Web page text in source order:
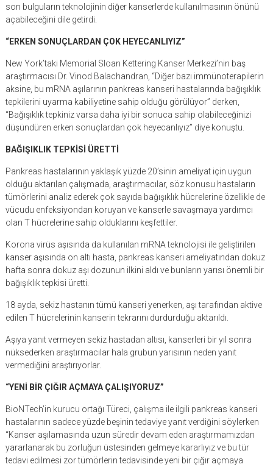
son bulguların teknolojinin diğer kanserlerde kullanılmasının önünü
açabileceğini dile getirdi.
“ERKEN SONUÇLARDAN ÇOK HEYECANLIYIZ”
New York’taki Memorial Sloan Kettering Kanser Merkezi’nin baş
araştırmacısı Dr. Vinod Balachandran, “Diğer bazı immünoterapilerin
aksine, bu mRNA aşılarının pankreas kanseri hastalarında bağışıklık
tepkilerini uyarma kabiliyetine sahip olduğu görülüyor” derken,
“Bağışıklık tepkiniz varsa daha iyi bir sonuca sahip olabileceğinizi
düşündüren erken sonuçlardan çok heyecanlıyız” diye konuştu.
BAĞIŞIKLIK TEPKİSİ ÜRETTİ
Pankreas hastalarının yaklaşık yüzde 20’sinin ameliyat için uygun
olduğu aktarılan çalışmada, araştırmacılar, söz konusu hastaların
tümörlerini analiz ederek çok sayıda bağışıklık hücrelerine özellikle de
vücudu enfeksiyondan koruyan ve kanserle savaşmaya yardımcı
olan T hücrelerine sahip olduklarını keşfettiler.
Korona virüs aşısında da kullanılan mRNA teknolojisi ile geliştirilen
kanser aşısında on altı hasta, pankreas kanseri ameliyatından dokuz
hafta sonra dokuz aşı dozunun ilkini aldı ve bunların yarısı önemli bir
bağışıklık tepkisi üretti.
18 ayda, sekiz hastanın tümü kanseri yenerken, aşı tarafından aktive
edilen T hücrelerinin kanserin tekrarını durdurduğu aktarıldı.
Aşıya yanıt vermeyen sekiz hastadan altısı, kanserleri bir yıl sonra
nüksederken araştırmacılar hala grubun yarısının neden yanıt
vermediğini araştırıyorlar.
“YENİ BİR ÇIĞIR AÇMAYA ÇALIŞIYORUZ”
BioNTech’in kurucu ortağı Türeci, çalışma ile ilgili pankreas kanseri
hastalarının sadece yüzde beşinin tedaviye yanıt verdiğini söylerken
“Kanser aşılamasında uzun süredir devam eden araştırmamızdan
yararlanarak bu zorluğun üstesinden gelmeye kararlıyız ve bu tür
tedavi edilmesi zor tümörlerin tedavisinde yeni bir çığır açmaya